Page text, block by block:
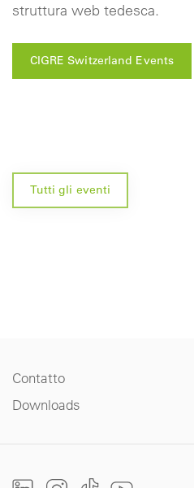
struttura web tedesca.
CIGRE Switzerland Events
Tutti gli eventi
Contatto
Downloads